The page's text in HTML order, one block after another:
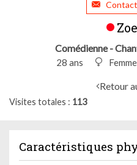
Comédienne -
28 ans Femme
Retour
Visites totales 113
Caractéristiques